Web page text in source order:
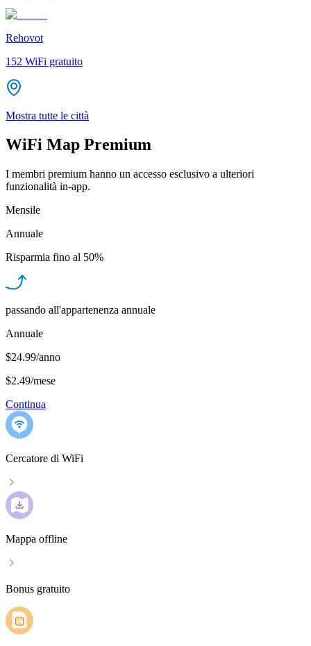
Rehovot
152 WiFi gratuito
Mostra tutte le città
WiFi Map Premium
I membri premium hanno un accesso esclusivo a ulteriori
funzionalità in-app.
Mensile
Annuale
Risparmia fino al 50%
passando all'appartenenza annuale
Annuale
$24.99/anno
$2.49/mese
Continua
Cercatore di WiFi
Mappa offline
Bonus gratuito